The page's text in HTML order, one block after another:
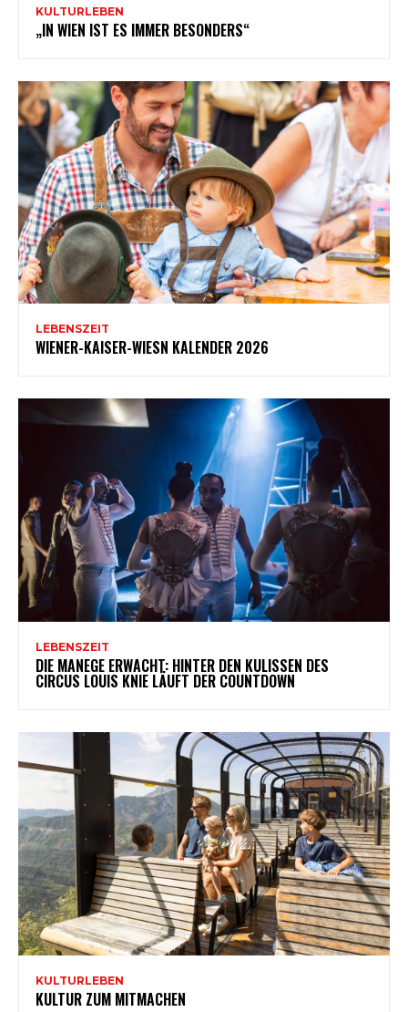
KULTURLEBEN
„IN WIEN IST ES IMMER BESONDERS“
LEBENSZEIT
WIENER-KAISER-WIESN KALENDER 2026
LEBENSZEIT
DIE MANEGE ERWACHT: HINTER DEN KULISSEN DES
CIRCUS LOUIS KNIE LÄUFT DER COUNTDOWN
KULTURLEBEN
KULTUR ZUM MITMACHEN